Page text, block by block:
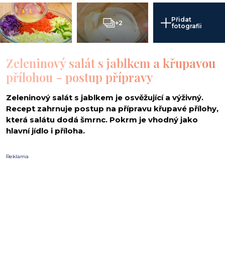
+2
Přidat
fotografii
Zeleninový salát s jablkem a křupavou
přílohou - postup přípravy
Zeleninový salát s jablkem je osvěžující a výživný.
Recept zahrnuje postup na přípravu křupavé přílohy,
která salátu dodá šmrnc. Pokrm je vhodný jako
hlavní jídlo i příloha.
Reklama